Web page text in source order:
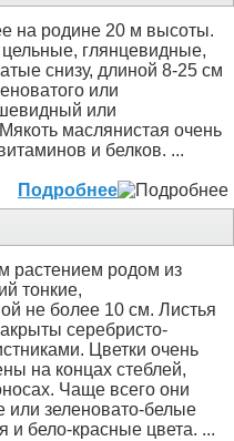
на родине 20 м высоты.
глянцевидные,
снизу, длиной 8-25 см
или
или
маслянистая очень
и белков. ...
Подробнее
растением родом из
тонкие,
не более 10 см. Листья
серебристо-
Цветки очень
на концах стеблей,
Чаще всего они
или зеленовато-белые
и бело-красные цвета. ...